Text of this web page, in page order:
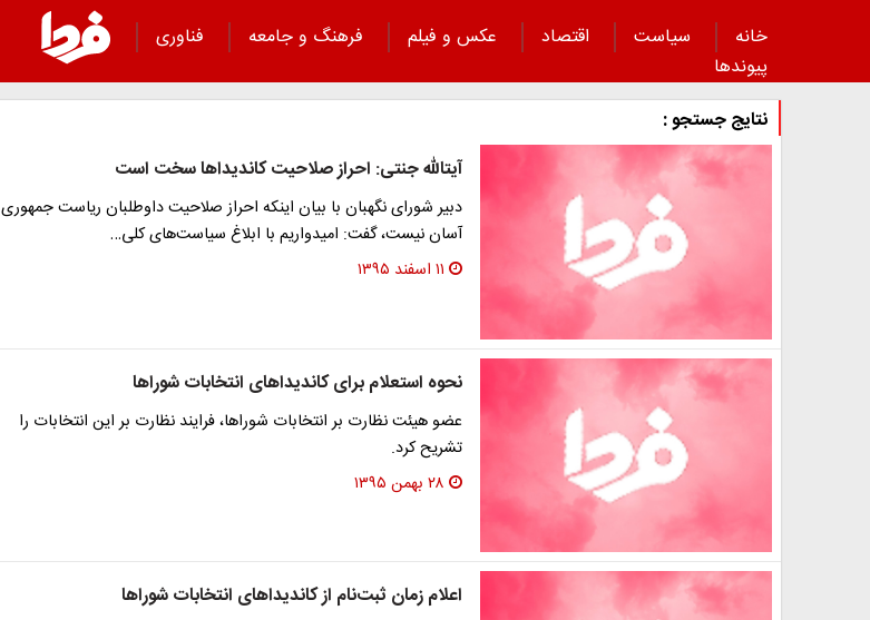
خانه سیاست اقتصاد عکس و فیلم فرهنگ و جامعه
فناوری
پیوند‌ها
نتایج جستجو :
آیت‎الله جنتی: احراز صلاحیت کاندیداها سخت است
دبیر شورای نگهبان با بیان اینکه احراز صلاحیت داوطلبان ریاست جمهوری
آسان نیست، گفت: امیدواریم با ابلاغ سیاست‌های کلی…
۱۱ اسفند ۱۳۹۵
نحوه استعلام برای کاندیداهای انتخابات شوراها
عضو هیئت نظارت بر انتخابات شوراها، فرایند نظارت بر این انتخابات را
تشریح کرد.
۲۸ بهمن ۱۳۹۵
اعلام زمان ثبت‌نام از کاندیداهای انتخابات شوراها